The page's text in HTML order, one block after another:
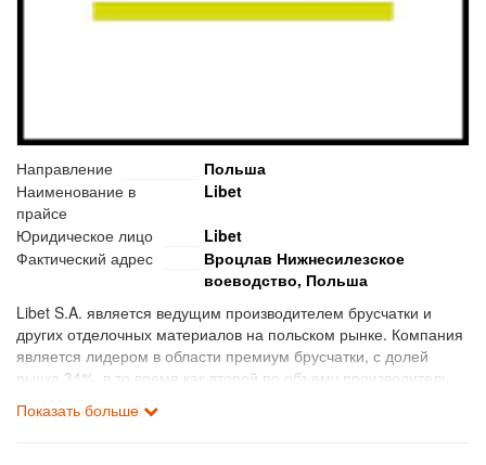
Направление
Польша
Наименование в
прайсе
Libet
Юридическое лицо
Libet
Фактический адрес
Вроцлав Нижнесилезское
воеводство, Польша
Libet S.A. является ведущим производителем брусчатки и
других отделочных материалов на польском рынке. Компания
является лидером в области премиум брусчатки, с долей
рынка 34%, в то время как второй по объему производитель
Продукты секции премиум ориентированны в основном на
Показать больше